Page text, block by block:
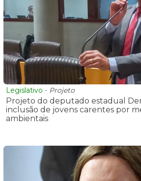
Legislativo - Projeto
Projeto do deputado estadual
inclusão de jovens carentes por
ambientais